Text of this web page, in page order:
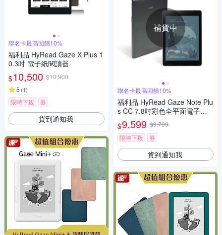
聯名卡最高回饋10%
福利品 HyRead Gaze X Plus 1
0.3吋 電子紙閱讀器
$10,500 $10,900
5 (1)
限時下殺 券
貨到通知我
補貨中
聯名卡最高回饋10%
福利品 HyRead Gaze Note Plu
s CC 7.8吋彩色全平面電子紙
閱讀器
$9,599 $9,799
限時下殺
券
貨到通知我